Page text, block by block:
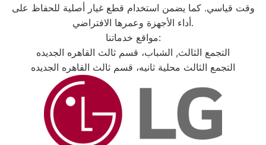
وقت قياسي. كما يضمن استخدام قطع غيار أصلية للحفاظ على
أداء الأجهزة وعمرها الافتراضي.
مواقع خدماتنا:
التجمع الثالث, الشباب، قسم ثالث القاهره الجديده
التجمع الثالث محلية ثانيه، قسم ثالث القاهره الجديده